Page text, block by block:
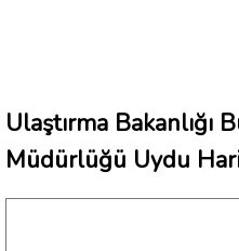
Ulaştırma Bakanlığı
Müdürlüğü Uydu